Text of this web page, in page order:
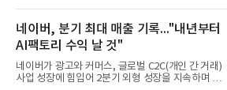
성이 개선됐다.금호석유
본격적인 시장 공략에 나선다.HD하이드로젠은 최근
한국전기안전공사(KESCO)로부터 SOFC 발전설비
‘HD250’과 ‘HD300’, 제조시설에 대한 사용전검사를
완료하고 제품 양산체계 구축했다고 밝혔다.HD250
과 HD300은 각각 249kW급과 285kW급의 중소형 발
전용 SOFC 제품이다. 이번 검사를 통해 HD하이드로
젠은 제품과 제조시설의 전기설비 안전성과 적합성을
네이버, 분기 최대 매출 기록..."내년부터
AI팩토리 수익 날 것"
네이버가 광고와 커머스, 글로벌 C2C(개인 간 거래)
사업 성장에 힘입어 2분기 외형 성장을 지속하며 역대